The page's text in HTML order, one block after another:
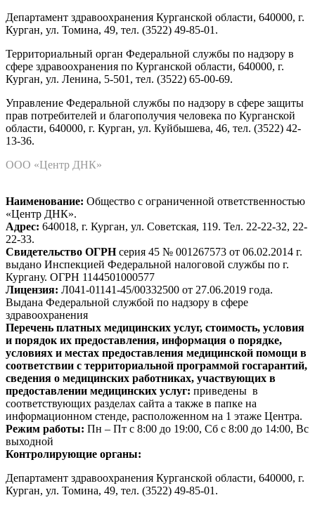
Департамент здравоохранения Курганской области, 640000, г.
Курган, ул. Томина, 49, тел. (3522) 49-85-01.
Территориальный орган Федеральной службы по надзору в
сфере здравоохранения по Курганской области, 640000, г.
Курган, ул. Ленина, 5-501, тел. (3522) 65-00-69.
Управление Федеральной службы по надзору в сфере защиты
прав потребителей и благополучия человека по Курганской
области, 640000, г. Курган, ул. Куйбышева, 46, тел. (3522) 42-
13-36.
ООО «Центр ДНК»
Наименование: Общество с ограниченной ответственностью
«Центр ДНК».
Адрес: 640018, г. Курган, ул. Советская, 119. Тел. 22-22-32, 22-
22-33.
Свидетельство ОГРНсерия 45 № 001267573 от 06.02.2014 г.
выдано Инспекцией Федеральной налоговой службы по г.
Кургану. ОГРН 1144501000577
Лицензия: Л041-01141-45/00332500 от 27.06.2019 года.
Выдана Федеральной службой по надзору в сфере
здравоохранения
Перечень платных медицинских услуг, стоимость, условия
и порядок их предоставления, информация о порядке,
условиях и местах предоставления медицинской помощи в
соответствии с территориальной программой госгарантий,
сведения о медицинских работниках, участвующих в
предоставлении медицинских услуг: приведены в
соответствующих разделах сайта а также в папке на
информационном стенде, расположенном на 1 этаже Центра.
Режим работы: Пн – Пт с 8:00 до 19:00, Сб с 8:00 до 14:00, Вс
выходной
Контролирующие органы:
Департамент здравоохранения Курганской области, 640000, г.
Курган, ул. Томина, 49, тел. (3522) 49-85-01.